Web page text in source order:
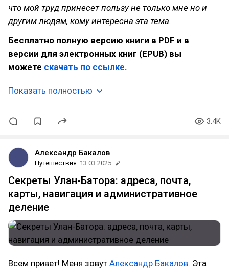
что мой труд принесет пользу не только мне но и
другим людям, кому интересна эта тема.
Бесплатно полную версию книги в PDF и в
версии для электронных книг (EPUB) вы
можете скачать по ссылке.
Показать полностью
3.4K
Александр Бакалов
Путешествия 13.03.2025
Секреты Улан-Батора: адреса, почта,
карты, навигация и административное
деление
Всем привет! Меня зовут Александр Бакалов. Эта